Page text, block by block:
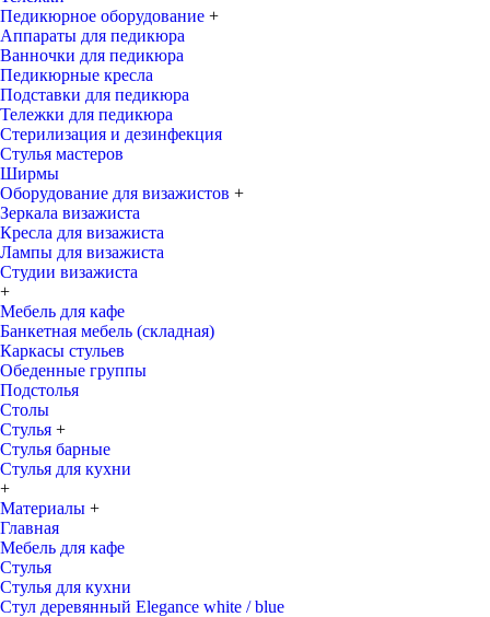
Педикюрное оборудование +
Аппараты для педикюра
Ванночки для педикюра
Педикюрные кресла
Подставки для педикюра
Тележки для педикюра
Стерилизация и дезинфекция
Стулья мастеров
Ширмы
Оборудование для визажистов +
Зеркала визажиста
Кресла для визажиста
Лампы для визажиста
Студии визажиста
+
Мебель для кафе
Банкетная мебель (складная)
Каркасы стульев
Обеденные группы
Подстолья
Столы
Стулья +
Стулья барные
Стулья для кухни
+
Материалы +
Главная
Мебель для кафе
Стулья
Стулья для кухни
Стул деревянный Elegance white / blue